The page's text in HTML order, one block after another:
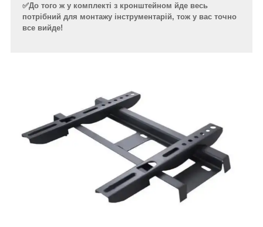
✅До того ж у комплекті з кронштейном йде весь
потрібний для монтажу інструментарій, тож у вас точно
все вийде!